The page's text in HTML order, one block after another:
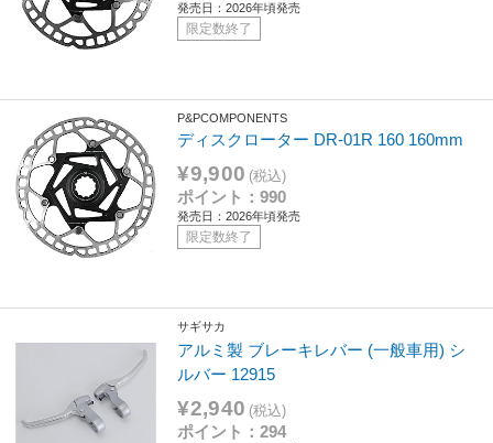
発売日：2026年頃発売
限定数終了
P&PCOMPONENTS
ディスクローター DR-01R 160 160mm
¥9,900 (税込)
ポイント：990
発売日：2026年頃発売
限定数終了
サギサカ
アルミ製 ブレーキレバー (一般車用) シ
ルバー 12915
¥2,940 (税込)
ポイント：294